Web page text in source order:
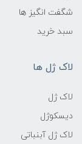
شگفت انگیز ها
سبد خرید
لاک ژل ها
لاک ژل
دیسکوژل
لاک ژل آبنباتی